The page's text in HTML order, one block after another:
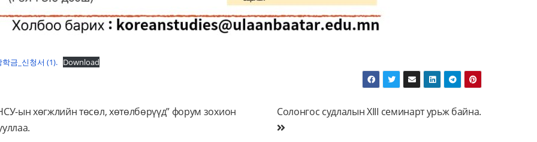
금_신청서 (1). Download
Солонгос судлалын XIII семинарт урьж байна.
ын хөгжлийн төсөл, хөтөлбөрүүд” форум зохион